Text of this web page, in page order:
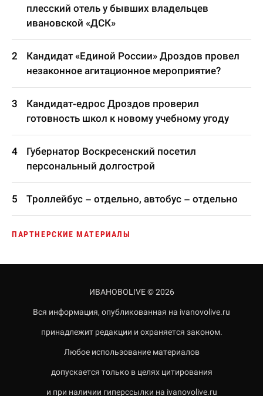
плесский отель у бывших владельцев
ивановской «ДСК»
Кандидат «Единой России» Дроздов провел
незаконное агитационное мероприятие?
Кандидат-едрос Дроздов проверил
готовность школ к новому учебному угоду
Губернатор Воскресенский посетил
персональный долгострой
Троллейбус – отдельно, автобус – отдельно
ПАРТНЕРСКИЕ МАТЕРИАЛЫ
ИВАНОВОLIVE © 2026
Вся информация, опубликованная на ivanovolive.ru
принадлежит редакции и охраняется законом.
Любое использование материалов
допускается только в целях цитирования
и при наличии гиперссылки на ivanovolive.ru